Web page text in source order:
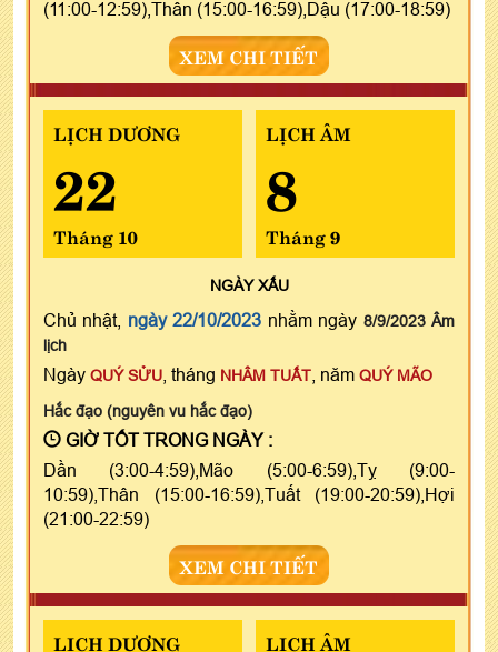
(11:00-12:59),Thân (15:00-16:59),Dậu (17:00-18:59)
XEM CHI TIẾT
LỊCH DƯƠNG
22
Tháng 10
LỊCH ÂM
8
Tháng 9
NGÀYXẤU
Chủ nhật, ngày 22/10/2023 nhằm ngày 8/9/2023 Âm
lịch
Ngày QUÝ SỬU , tháng NHÂM TUẤT , năm QUÝ MÃO
Hắc đạo (nguyên vu hắc đạo)
GIỜ TỐT TRONG NGÀY :
Dần (3:00-4:59),Mão (5:00-6:59),Tỵ (9:00-
10:59),Thân (15:00-16:59),Tuất (19:00-20:59),Hợi
(21:00-22:59)
XEM CHI TIẾT
LỊCH DƯƠNG LỊCH ÂM